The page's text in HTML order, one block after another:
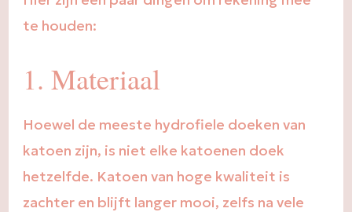
te houden:
1. Materiaal
Hoewel de meeste hydrofiele doeken van
katoen zijn, is niet elke katoenen doek
hetzelfde. Katoen van hoge kwaliteit is
zachter en blijft langer mooi, zelfs na vele